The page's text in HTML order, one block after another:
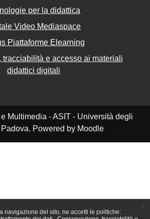
navigazione del sito, ne accetti le politiche:
per la didattica
Video Mediaspace
Piattaforme Elearning
tracciabilità e accesso ai materiali
didattici digitali
Multimedia - ASIT - Università degli
Powered by Moodle